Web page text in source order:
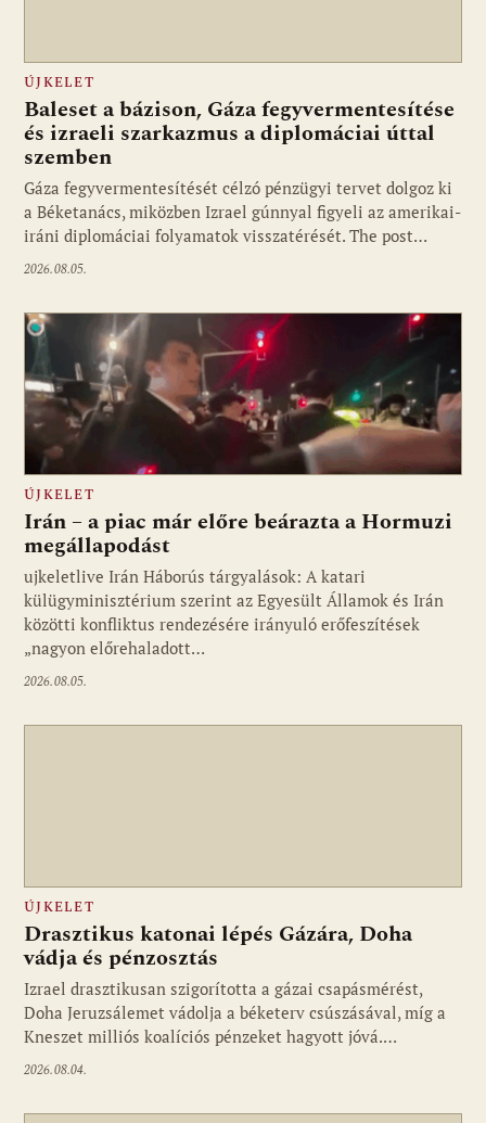
ÚJKELET
Baleset a bázison, Gáza fegyvermentesítése
és izraeli szarkazmus a diplomáciai úttal
szemben
Gáza fegyvermentesítését célzó pénzügyi tervet dolgoz ki
a Béketanács, miközben Izrael gúnnyal figyeli az amerikai-
iráni diplomáciai folyamatok visszatérését. The post…
2026.08.05.
Fotó: ujkelet.live
ÚJKELET
Irán – a piac már előre beárazta a Hormuzi
megállapodást
ujkeletlive Irán Háborús tárgyalások: A katari
külügyminisztérium szerint az Egyesült Államok és Irán
közötti konfliktus rendezésére irányuló erőfeszítések
„nagyon előrehaladott…
2026.08.05.
ÚJKELET
Drasztikus katonai lépés Gázára, Doha
vádja és pénzosztás
Izrael drasztikusan szigorította a gázai csapásmérést,
Doha Jeruzsálemet vádolja a béketerv csúszásával, míg a
Kneszet milliós koalíciós pénzeket hagyott jóvá.…
2026.08.04.